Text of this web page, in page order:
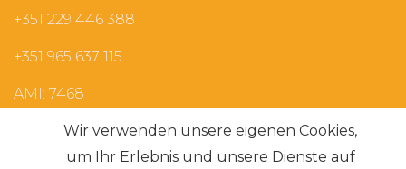
+351 229 446 388
+351 965 637 115
AMI: 7468
Die häufigsten Suchanfragen
Wir verwenden unsere eigenen Cookies,
um Ihr Erlebnis und unsere Dienste auf